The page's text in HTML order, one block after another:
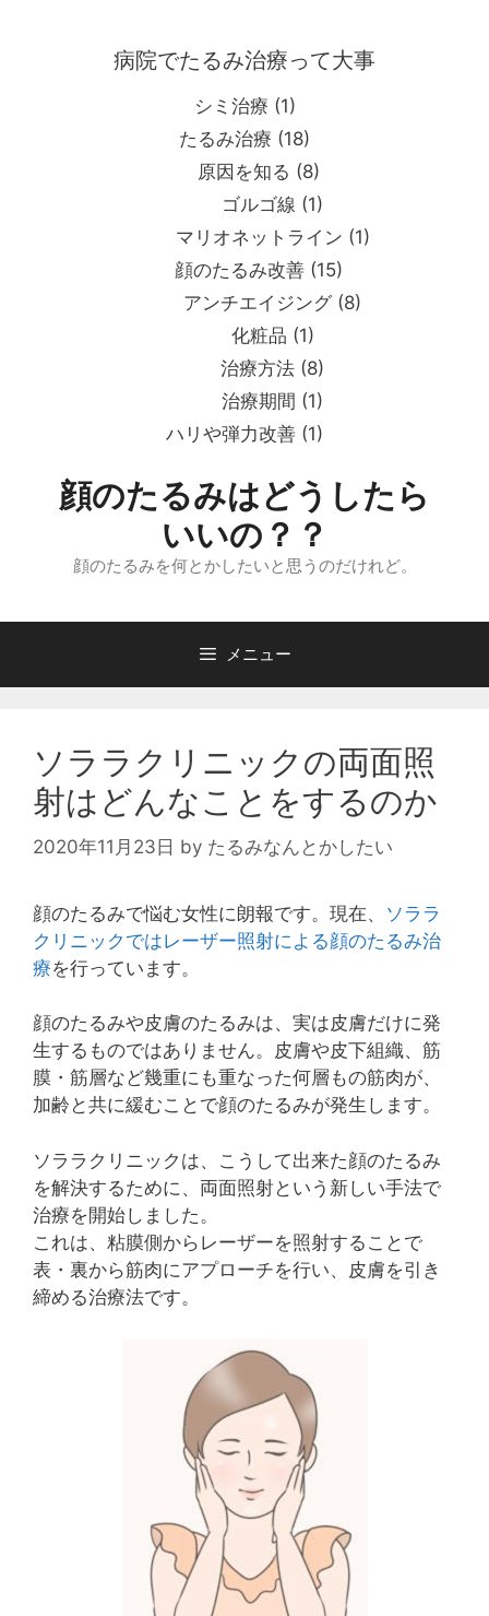
病院でたるみ治療って大事
シミ治療 (1)
たるみ治療 (18)
原因を知る (8)
ゴルゴ線 (1)
マリオネットライン (1)
顔のたるみ改善(15)
アンチエイジング (8)
化粧品 (1)
治療方法 (8)
治療期間 (1)
ハリや弾力改善 (1)
顔のたるみはどうしたら
いいの？？
顔のたるみを何とかしたいと思うのだけれど。
メニュー
ソララクリニックの両面照
射はどんなことをするのか
2020年11月23日 by たるみなんとかしたい
顔のたるみで悩む女性に朗報です。現在、 ソララ
クリニックではレーザー照射による顔のたるみ治
療を行っています。
顔のたるみや皮膚のたるみは、実は皮膚だけに発
生するものではありません。皮膚や皮下組織、筋
膜・筋層など幾重にも重なった何層もの筋肉が、
加齢と共に緩むことで顔のたるみが発生します。
ソララクリニックは、こうして出来た顔のたるみ
を解決するために、両面照射という新しい手法で
治療を開始しました。
これは、粘膜側からレーザーを照射することで
表・裏から筋肉にアプローチを行い、皮膚を引き
締める治療法です。